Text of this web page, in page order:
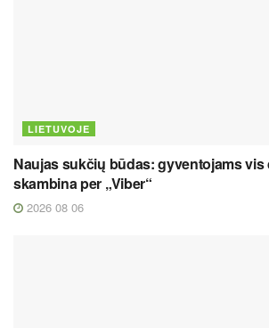
LIETUVOJE
Naujas sukčių būdas: gyventojams vis
skambina per „Viber“
2026 08 06